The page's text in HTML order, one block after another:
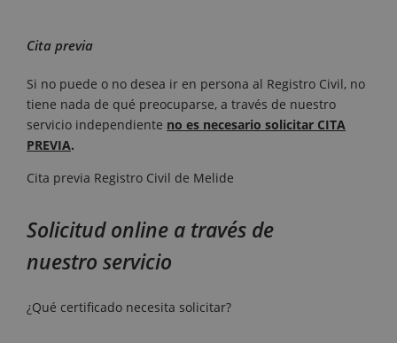
Cita previa
Si no puede o no desea ir en persona al Registro Civil, no
tiene nada de qué preocuparse, a través de nuestro
servicio independiente no es necesario solicitar CITA
PREVIA.
Cita previa Registro Civil de Melide
Solicitud online a través de
nuestro servicio
¿Qué certificado necesita solicitar?